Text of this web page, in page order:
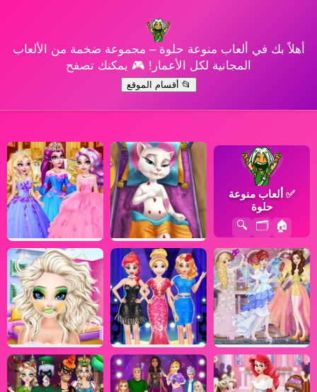
أهلاً بك في ألعاب منوعة حلوة – مجموعة ضخمة من الألعاب
المجانية لكل الأعمار! 🎮 يمكنك تصفح
📂 أقسام الموقع
✅ ألعاب منوعة
حلوة
🏠
🗂️
🔍